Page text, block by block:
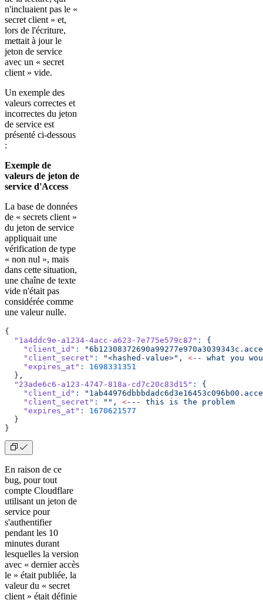
n'incluaient pas le «
secret client » et,
lors de l'écriture,
mettait à jour le
jeton de service
avec un « secret
client » vide.
Un exemple des
valeurs correctes et
incorrectes du jeton
de service est
présenté ci-dessous
:
Exemple de
valeurs de jeton de
service d'Access
La base de données
de « secrets client »
du jeton de service
appliquait une
vérification de type
« non nul », mais
dans cette situation,
une chaîne de texte
vide n'était pas
considérée comme
une valeur nulle.
{
  "1a4ddc9e-a1234-4acc-a623-7e775e579c87"
:
{
    "client_id"
:
    "client_secret"
: "<hashed-value>", <-- what you
    "expires_at"
:
1698331351
  },
  "23ade6c6-a123-4747-818a-cd7c20c83d15"
:
{
    "client_id"
:
    "client_secret"
: "", <--- this is the problem
    "expires_at"
:
1670621577
  }
}
En raison de ce
bug, pour tout
compte Cloudflare
utilisant un jeton de
service pour
s'authentifier
pendant les 10
minutes durant
lesquelles la version
avec « dernier accès
le » était publiée, la
valeur du « secret
client » était définie